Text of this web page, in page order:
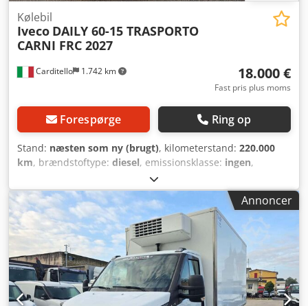
Carditello 1.742 km
Kølebil
Iveco DAILY 60-15 TRASPORTO
CARNI FRC 2027
18.000 €
Fast pris plus moms
Forespørge Ring op
Stand: næsten som ny (brugt), kilometerstand: 220.000
km, brændstoftype: diesel, emissionsklasse: ingen,
, IVECO DAILY 60-15, årgang 2015,
220.000 km, køleboks 4,40x2,30xH2,10 m indvendigt,
indrettet til transport af hængende kød med 4 skinner,
kroge og stige. ATP FRC -20°C, køleaggregat THERMO KING,
kan tilsluttes elnettet. Mulighed for finansiering eller
leasing. Csdjxpfd Ropfx Am Uerf
Annoncer